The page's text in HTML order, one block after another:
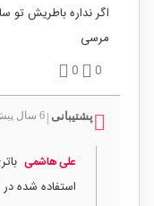
اگر نداره باطریش
مرسی
0
0
پشتیبانی 6 سال پیش
علی هاشمی
استفاده شده